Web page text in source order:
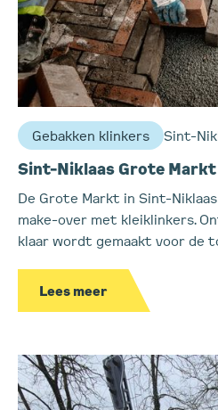
Gebakken klinkers Sint-
Sint-Niklaas Grote Markt
De Grote Markt in Sint-
make-over met kleiklinkers.
klaar wordt gemaakt voor de
Lees meer